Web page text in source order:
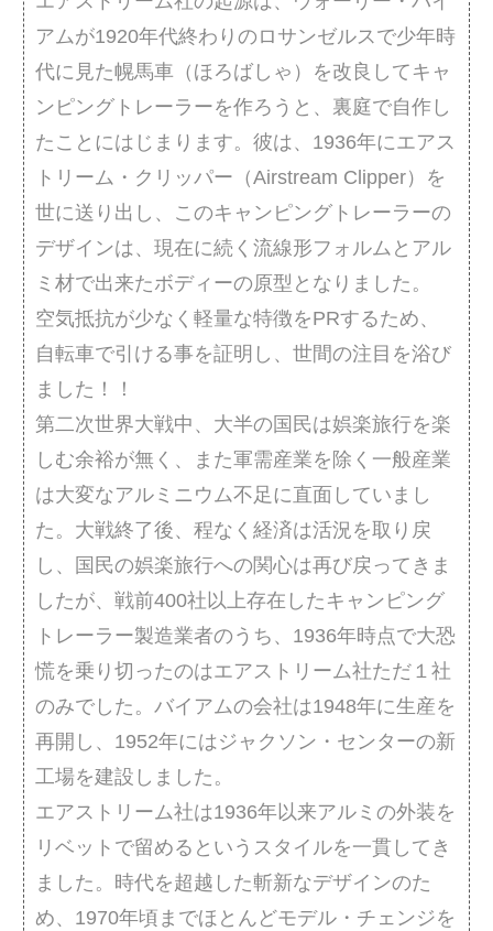
アムが1920年代終わりのロサンゼルスで少年時
代に見た幌馬車（ほろばしゃ）を改良してキャ
ンピングトレーラーを作ろうと、裏庭で自作し
たことにはじまります。彼は、1936年にエアス
トリーム・クリッパー（Airstream Clipper）を
世に送り出し、このキャンピングトレーラーの
デザインは、現在に続く流線形フォルムとアル
ミ材で出来たボディーの原型となりました。
空気抵抗が少なく軽量な特徴をPRするため、
自転車で引ける事を証明し、世間の注目を浴び
ました！！
第二次世界大戦中、大半の国民は娯楽旅行を楽
しむ余裕が無く、また軍需産業を除く一般産業
は大変なアルミニウム不足に直面していまし
た。大戦終了後、程なく経済は活況を取り戻
し、国民の娯楽旅行への関心は再び戻ってきま
したが、戦前400社以上存在したキャンピング
トレーラー製造業者のうち、1936年時点で大恐
慌を乗り切ったのはエアストリーム社ただ１社
のみでした。バイアムの会社は1948年に生産を
再開し、1952年にはジャクソン・センターの新
工場を建設しました。
エアストリーム社は1936年以来アルミの外装を
リベットで留めるというスタイルを一貫してき
ました。時代を超越した斬新なデザインのた
め、1970年頃までほとんどモデル・チェンジを